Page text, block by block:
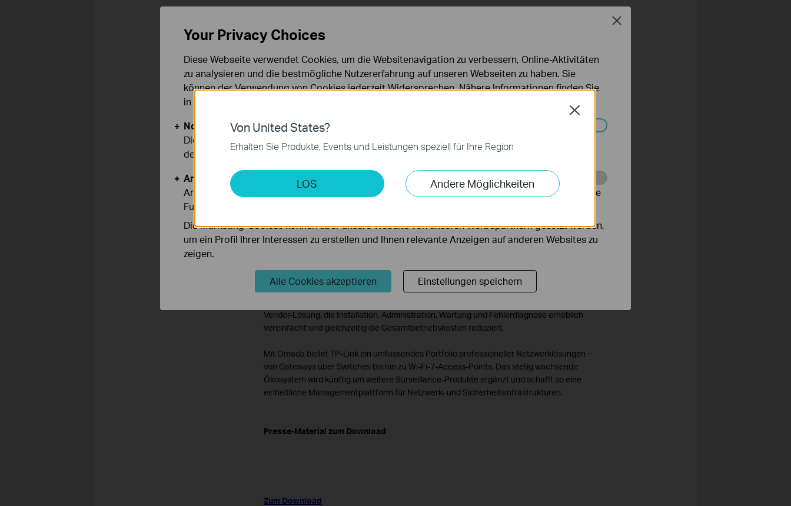
Mit dem neuen Omada LightLink VPN erhalten Administratoren und
Außendienstmitarbeiter per Einladungslink sicheren Remote-Zugriff auf
und ermöglicht geschützten Zugriff auf Standorte von nahezu überall.
Die Fusion-Serie wurde speziell für Unternehmen mit mehreren Standorten konzipiert.
Funktionen wie zentrales Multi-Site-Management, Full-Mesh SD-WAN sowie direkte Site-to-
reduzieren gleichzeitig den administrativen Aufwand.
Mit den angekündigten Serien Fusion Pro und Fusion Max baut TP-Link das Konzept der All-
und VIGI-Kameras inklusive NVRs über eine gemeinsame Plattform verwalten.
Vendor-Lösung, die Installation, Administration, Wartung und Fehlerdiagnose erheblich
vereinfacht und gleichzeitig die Gesamtbetriebskosten reduziert.
Mit Omada bietet TP-Link ein umfassendes Portfolio professioneller Netzwerklösungen –
von Gateways über Switches bis hin zu Wi-Fi-7-Access-Points. Das stetig wachsende
Ökosystem wird künftig um weitere Surveillance-Produkte ergänzt und schafft so eine
einheitliche Managementplattform für Netzwerk- und Sicherheitsinfrastrukturen.
Presse-Material zum Download
Zum Download
Von United States?
Erhalten Sie Produkte, Events und Leistungen speziell für Ihre Region
LOS Andere Möglichkeiten
Close
Your Privacy Choices
Diese Webseite verwendet Cookies, um die Websitenavigation zu verbessern, Online-Aktivitäten
zu analysieren und die bestmögliche Nutzererfahrung auf unseren Webseiten zu haben. Sie
können der Verwendung von Cookies jederzeit Widersprechen. Nähere Informationen finden Sie
in unseren
Notwendige Cookies
Diese Cookies sind zur Funktion der Website erforderlich und können in Ihren Systemen nicht
deaktiviert werden.
Analyse- und Marketing-Cookies
Analyse-Cookies ermöglichen es uns, Ihre Aktivitäten auf unserer Website zu analysieren, um die
Funktionsweise unserer Website zu verbessern und anzupassen.
Die Marketing-Cookies können über unsere Website von unseren Werbepartnern gesetzt werden,
um ein Profil Ihrer Interessen zu erstellen und Ihnen relevante Anzeigen auf anderen Websites zu
zeigen.
Alle Cookies akzeptieren Einstellungen speichern
Close